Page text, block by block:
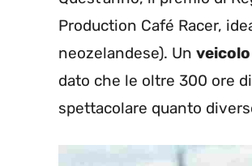
Production Café Racer,
neozelandese). Un
dato che le oltre 300 ore
spettacolare quanto